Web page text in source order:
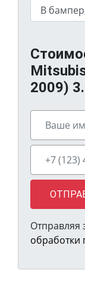
2009)
Отправляя
обработки